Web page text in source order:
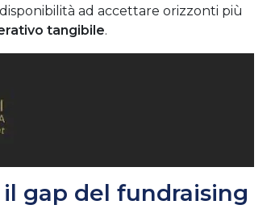
ad accettare orizzonti più
tangibile.
gap del fundraising